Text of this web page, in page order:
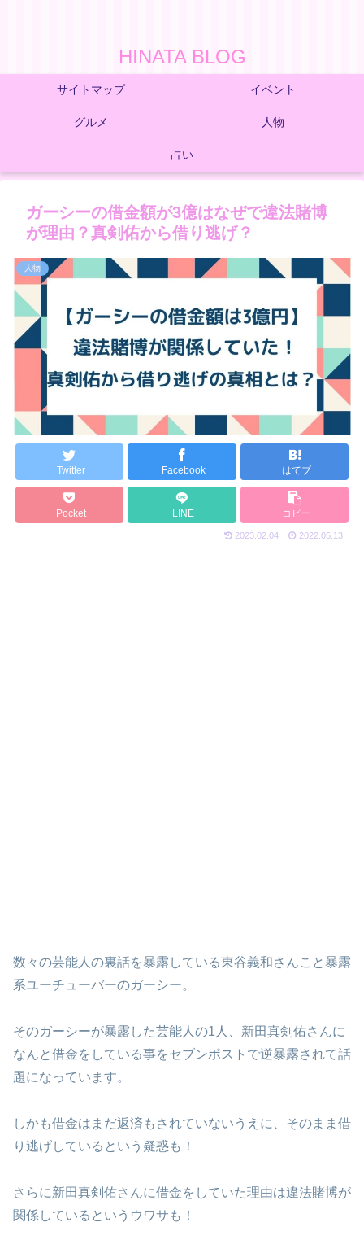
HINATA BLOG
サイトマップ イベント
グルメ 人物
占い
ガーシーの借金額が3億はなぜで違法賭博
が理由？真剣佑から借り逃げ？
人物
Twitter Facebook はてブ
Pocket LINE コピー
2023.02.04 2022.05.13
数々の芸能人の裏話を暴露している東谷義和さんこと暴露
系ユーチューバーのガーシー。
そのガーシーが暴露した芸能人の1人、新田真剣佑さんに
なんと借金をしている事をセブンポストで逆暴露されて話
題になっています。
しかも借金はまだ返済もされていないうえに、そのまま借
り逃げしているという疑惑も！
さらに新田真剣佑さんに借金をしていた理由は違法賭博が
関係しているというウワサも！